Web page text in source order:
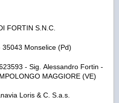
FORTIN S.N.C.
Monselice (Pd)
- Sig. Alessandro Fortin -
MAGGIORE (VE)
Loris & C. S.a.s.